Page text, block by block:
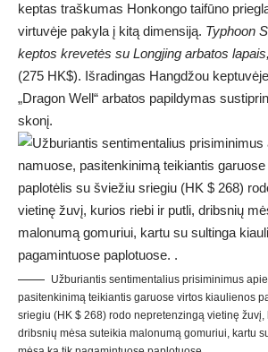
keptas traškumas Honkongo taifūno
virtuvėje pakyla į kitą dimensiją. Typhoon
keptos krevetės su Longjing arbatos
(275 HK$). Išradingas Hangdžou
„Dragon Well“ arbatos papildymas
skonį.
Užburiantis sentimentalius prisiminimus
pasitenkinimą teikiantis garuose virtos kiaulienos
sriegiu (HK $ 268) rodo nepretenzingą vietinę
dribsnių mėsa suteikia malonumą gomuriui, kartu